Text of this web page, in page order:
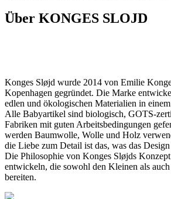
Über KONGES SLOJD
Konges Sløjd wurde 2014 von Emilie
Kopenhagen gegründet. Die Marke
edlen und ökologischen Materialien in
Alle Babyartikel sind biologisch, GOTS-
Fabriken mit guten Arbeitsbedingungen
werden Baumwolle, Wolle und Holz
die Liebe zum Detail ist das, was das Design
Die Philosophie von Konges Sløjds
entwickeln, die sowohl den Kleinen als
bereiten.